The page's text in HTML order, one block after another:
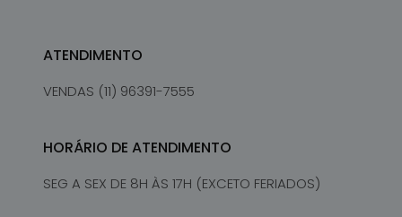
ATENDIMENTO
VENDAS (11) 96391-7555
HORÁRIO DE ATENDIMENTO
SEG A SEX DE 8H ÀS 17H (EXCETO FERIADOS)